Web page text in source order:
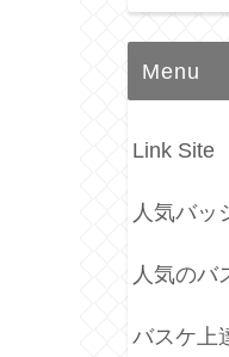
Menu
Link Site
人気バッ
人気のバ
バスケ上